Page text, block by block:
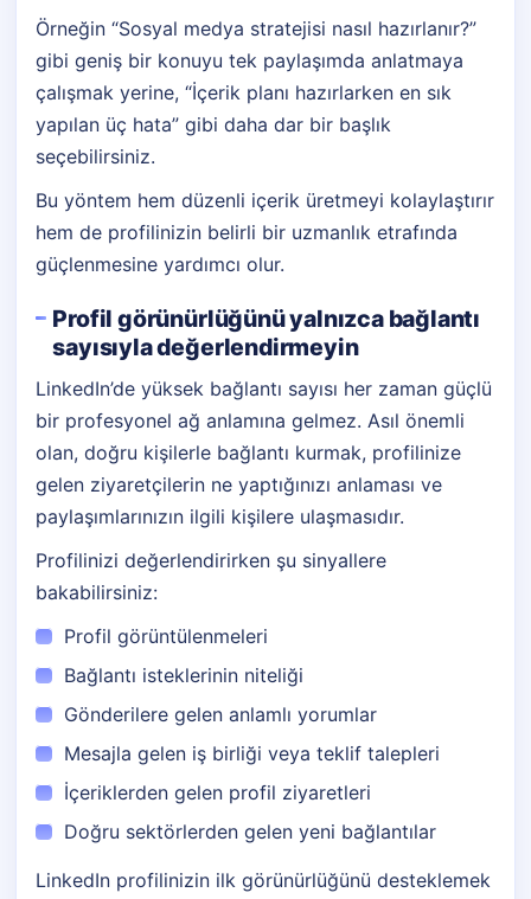
Örneğin “Sosyal medya stratejisi nasıl hazırlanır?”
gibi geniş bir konuyu tek paylaşımda anlatmaya
çalışmak yerine, “İçerik planı hazırlarken en sık
yapılan üç hata” gibi daha dar bir başlık
seçebilirsiniz.
Bu yöntem hem düzenli içerik üretmeyi kolaylaştırır
hem de profilinizin belirli bir uzmanlık etrafında
güçlenmesine yardımcı olur.
Profil görünürlüğünü yalnızca bağlantı
sayısıyla değerlendirmeyin
LinkedIn’de yüksek bağlantı sayısı her zaman güçlü
bir profesyonel ağ anlamına gelmez. Asıl önemli
olan, doğru kişilerle bağlantı kurmak, profilinize
gelen ziyaretçilerin ne yaptığınızı anlaması ve
paylaşımlarınızın ilgili kişilere ulaşmasıdır.
Profilinizi değerlendirirken şu sinyallere
bakabilirsiniz:
Profil görüntülenmeleri
Bağlantı isteklerinin niteliği
Gönderilere gelen anlamlı yorumlar
Mesajla gelen iş birliği veya teklif talepleri
İçeriklerden gelen profil ziyaretleri
Doğru sektörlerden gelen yeni bağlantılar
LinkedIn profilinizin ilk görünürlüğünü desteklemek